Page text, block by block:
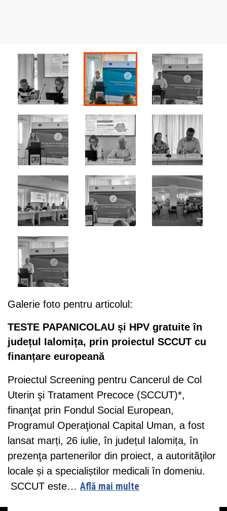
Galerie foto pentru articolul:
TESTE PAPANICOLAU și HPV gratuite în
județul Ialomița, prin proiectul SCCUT cu
finanțare europeană
Proiectul Screening pentru Cancerul de Col
Uterin şi Tratament Precoce (SCCUT)*,
finanţat prin Fondul Social European,
Programul Operaţional Capital Uman, a fost
lansat marți, 26 iulie, în județul Ialomița, ȋn
prezenţa partenerilor din proiect, a autorităţilor
locale și a specialiștilor medicali în domeniu.
SCCUT este… Află mai multe